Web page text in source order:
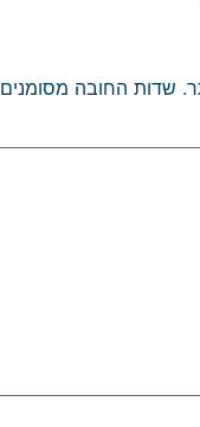
שדות החובה מסומנים